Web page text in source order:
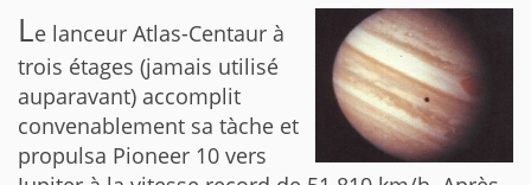
Le lanceur Atlas-Centaur à
trois étages (jamais utilisé
auparavant) accomplit
convenablement sa tàche et
propulsa Pioneer 10 vers